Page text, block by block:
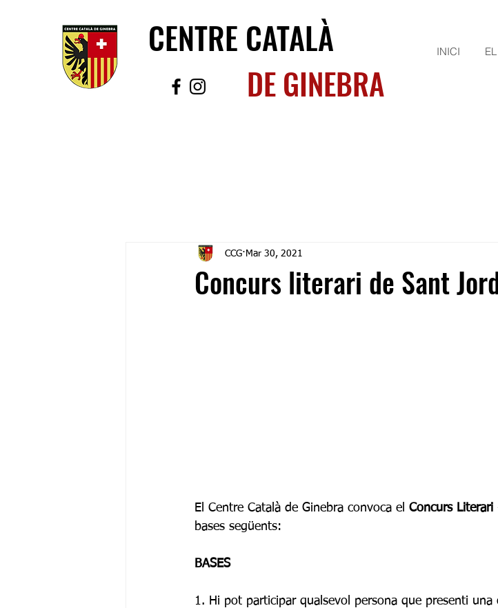
CENTRE CATALÀ
DE GINEBRA
INICI
Concurs literari de Sant
CCG Mar 30, 2021
El Centre Català de Ginebra convoca el Concurs
bases següents:
BASES
1. Hi pot participar qualsevol persona que presenti